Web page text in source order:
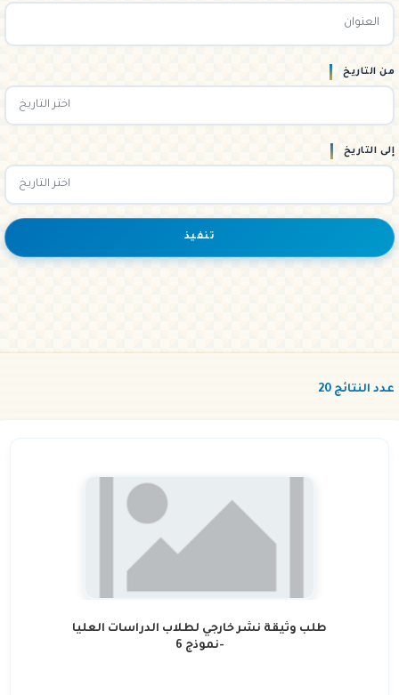
من التاريخ
إلى التاريخ
تنفيذ
عدد النتائج 20
طلب وثيقة نشر خارجي لطلاب الدراسات العليا
-نموذج 6